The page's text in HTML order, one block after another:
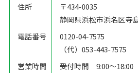
住所
〒434-0035
静岡県浜松市浜名区寺
電話番号
0120-04-7575
（代）053-443-7575
営業時間
受付時間 9:00〜18:00